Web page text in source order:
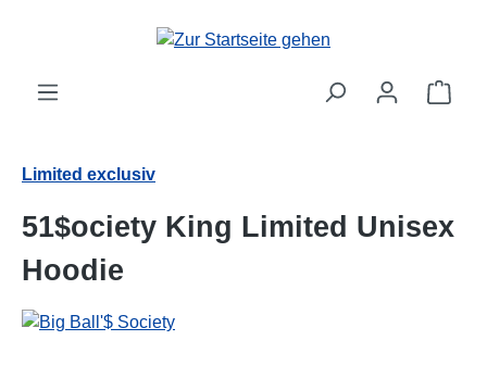
Limited exclusiv
51$ociety King Limited Unisex
Hoodie